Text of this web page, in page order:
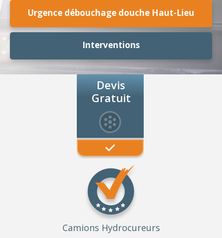
Urgence débouchage douche Haut-Lieu
Interventions
Devis
Gratuit
Camions Hydrocureurs